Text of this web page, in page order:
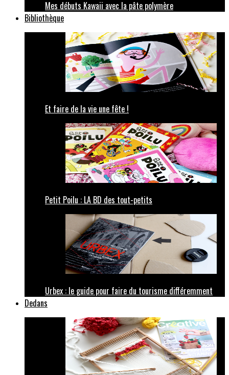
Mes débuts Kawaii avec la pâte polymère
Bibliothèque
Et faire de la vie une fête !
Petit Poilu : LA BD des tout-petits
Urbex : le guide pour faire du tourisme différemment
Dedans